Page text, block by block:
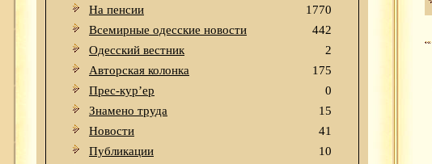
На пенсии
1770
Всемирные одесские новости
442
Одесский вестник
2
Авторская колонка
175
Прес-кур’ер
0
Знамено труда
15
Новости
41
Публикации
10